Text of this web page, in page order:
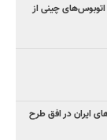
اتوبوس‌های چینی از
ایران در افق طرح